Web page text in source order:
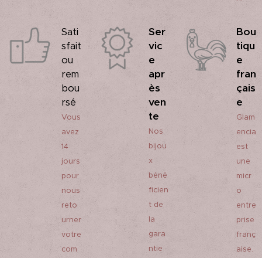
Sati
sfait
ou
rem
bou
rsé
Vous
avez
14
jours
pour
nous
reto
urner
votre
com
Ser
vic
e
apr
ès
ven
te
Nos
bijou
x
béné
ficien
t de
la
gara
ntie
Bou
tiqu
e
fran
çais
e
Glam
encia
est
une
micr
o
entre
prise
franç
aise.